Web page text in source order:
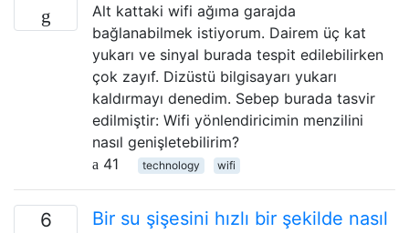
Alt kattaki wifi ağıma garajda
bağlanabilmek istiyorum. Dairem üç kat
yukarı ve sinyal burada tespit edilebilirken
çok zayıf. Dizüstü bilgisayarı yukarı
kaldırmayı denedim. Sebep burada tasvir
edilmiştir: Wifi yönlendiricimin menzilini
nasıl genişletebilirim?
41
technology wifi
6
Bir su şişesini hızlı bir şekilde nasıl